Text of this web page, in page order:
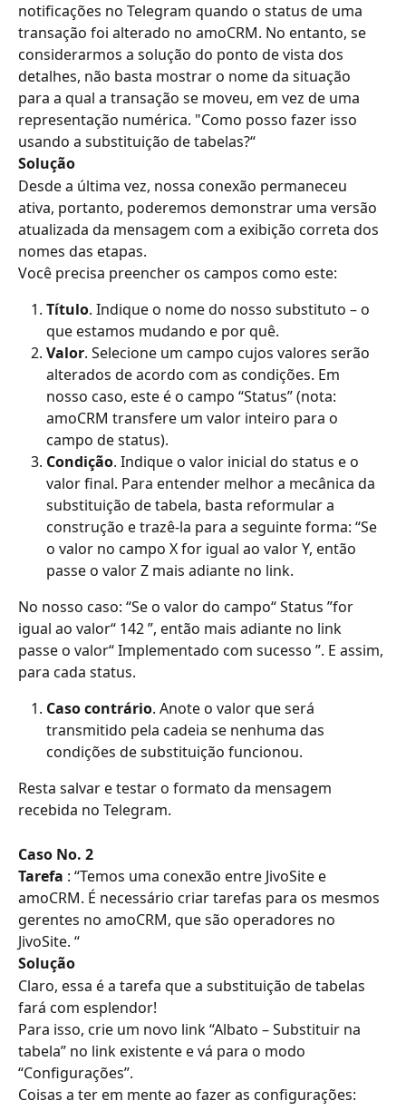
notificações no Telegram quando o status de uma
transação foi alterado no amoCRM. No entanto, se
considerarmos a solução do ponto de vista dos
detalhes, não basta mostrar o nome da situação
para a qual a transação se moveu, em vez de uma
representação numérica. "Como posso fazer isso
usando a substituição de tabelas?“
Solução
Desde a última vez, nossa conexão permaneceu
ativa, portanto, poderemos demonstrar uma versão
atualizada da mensagem com a exibição correta dos
nomes das etapas.
Você precisa preencher os campos como este:
Título. Indique o nome do nosso substituto – o
que estamos mudando e por quê.
Valor. Selecione um campo cujos valores serão
alterados de acordo com as condições. Em
nosso caso, este é o campo “Status” (nota:
amoCRM transfere um valor inteiro para o
campo de status).
Condição. Indique o valor inicial do status e o
valor final. Para entender melhor a mecânica da
substituição de tabela, basta reformular a
construção e trazê-la para a seguinte forma: “Se
o valor no campo X for igual ao valor Y, então
passe o valor Z mais adiante no link.
No nosso caso: “Se o valor do campo“ Status ”for
igual ao valor“ 142 ”, então mais adiante no link
passe o valor“ Implementado com sucesso ”. E assim,
para cada status.
Caso contrário. Anote o valor que será
transmitido pela cadeia se nenhuma das
condições de substituição funcionou.
Resta salvar e testar o formato da mensagem
recebida no Telegram.
Caso No. 2
Tarefa : “Temos uma conexão entre JivoSite e
amoCRM. É necessário criar tarefas para os mesmos
gerentes no amoCRM, que são operadores no
JivoSite. “
Solução
Claro, essa é a tarefa que a substituição de tabelas
fará com esplendor!
Para isso, crie um novo link “Albato – Substituir na
tabela” no link existente e vá para o modo
“Configurações”.
Coisas a ter em mente ao fazer as configurações: